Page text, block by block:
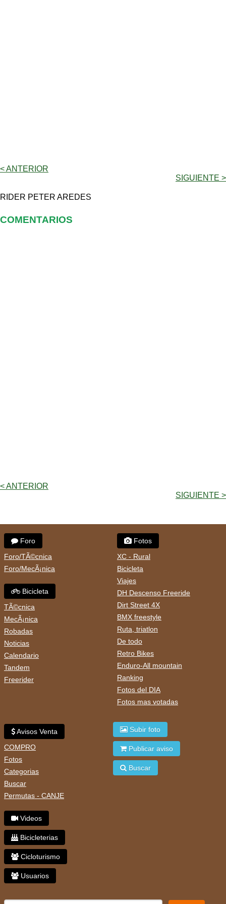
< ANTERIOR
SIGUIENTE >
RIDER PETER AREDES
COMENTARIOS
< ANTERIOR
SIGUIENTE >
Foro
Foro/TÃ©cnica
Foro/MecÃ¡nica
Bicicleta
TÃ©cnica
MecÃ¡nica
Robadas
Noticias
Calendario
Tandem
Freerider
Fotos
XC - Rural
Bicicleta
Viajes
DH Descenso Freeride
Dirt Street 4X
BMX freestyle
Ruta, triatlon
De todo
Retro Bikes
Enduro-All mountain
Ranking
Fotos del DIA
Fotos mas votadas
Avisos Venta
COMPRO
Fotos
Categorias
Buscar
Permutas - CANJE
Videos
Bicicleterias
Cicloturismo
Usuarios
Subir foto
Publicar aviso
Buscar